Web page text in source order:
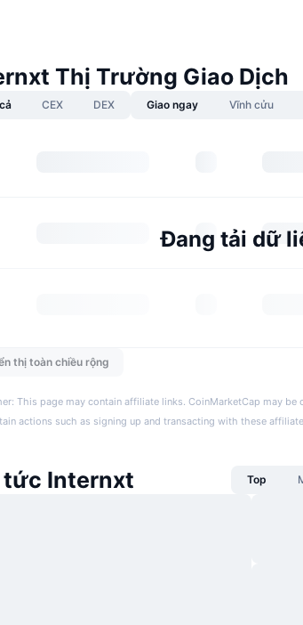
Thị Trường Giao Dịch
CEX DEX Giao ngay Vĩnh cửu
Đang tải dữ
thị toàn chiều rộng
This page may contain affiliate links. CoinMarketCap may
actions such as signing up and transacting with these
tức Internxt Top